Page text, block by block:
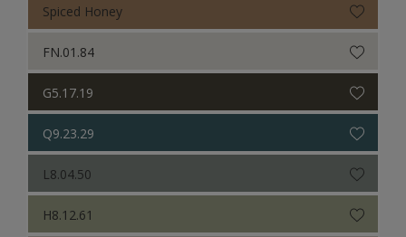
Spiced Honey
FN.01.84
G5.17.19
Q9.23.29
L8.04.50
H8.12.61